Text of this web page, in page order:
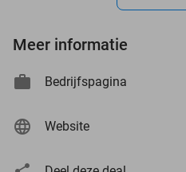
Meer informatie
Bedrijfspagina
Website